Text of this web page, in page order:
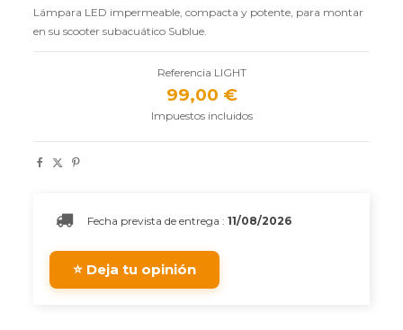
Lámpara LED impermeable, compacta y potente, para montar
en su scooter subacuático Sublue.
Referencia LIGHT
99,00 €
Impuestos incluidos
Fecha prevista de entrega :11/08/2026
⭐ Deja tu opinión